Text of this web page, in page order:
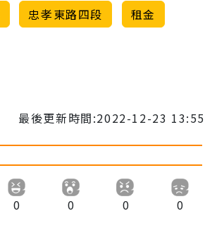
忠孝東路四段
租金
最後更新時間:2022-12-23 13:55
0 0 0 0